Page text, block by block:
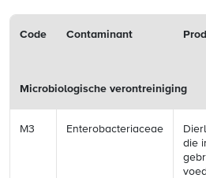
Code Contaminant
Microbiologische verontreiniging
M3 Enterobacteriaceae
die